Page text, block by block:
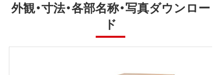
外観・寸法・各部名称・写真ダウンロー
ド